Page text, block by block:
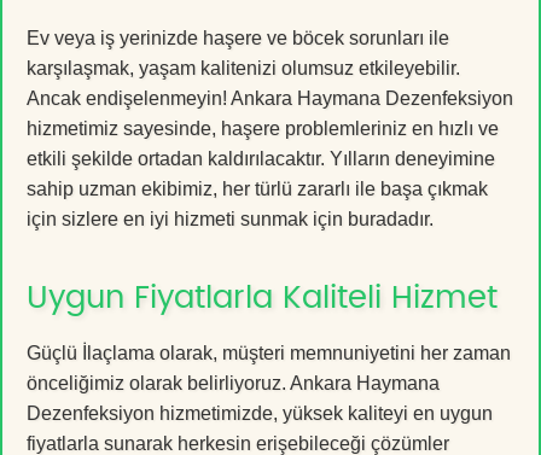
Ev veya iş yerinizde haşere ve böcek sorunları ile
karşılaşmak, yaşam kalitenizi olumsuz etkileyebilir.
Ancak endişelenmeyin! Ankara Haymana Dezenfeksiyon
hizmetimiz sayesinde, haşere problemleriniz en hızlı ve
etkili şekilde ortadan kaldırılacaktır. Yılların deneyimine
sahip uzman ekibimiz, her türlü zararlı ile başa çıkmak
için sizlere en iyi hizmeti sunmak için buradadır.
Uygun Fiyatlarla Kaliteli Hizmet
Güçlü İlaçlama olarak, müşteri memnuniyetini her zaman
önceliğimiz olarak belirliyoruz. Ankara Haymana
Dezenfeksiyon hizmetimizde, yüksek kaliteyi en uygun
fiyatlarla sunarak herkesin erişebileceği çözümler